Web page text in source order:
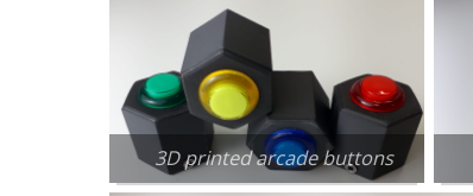
3D printed arcade buttons